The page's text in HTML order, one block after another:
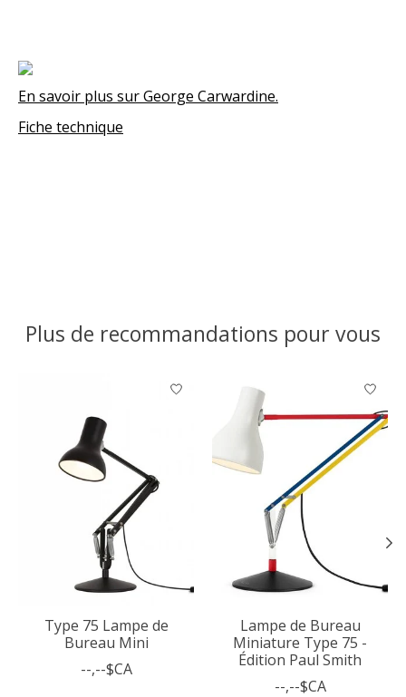
En savoir plus sur George Carwardine.
Fiche technique
Plus de recommandations pour vous
Articles du carrousel de produits
Type 75 Lampe de
Bureau Mini
--,--$CA
Lampe de Bureau
Miniature Type 75 -
Édition Paul Smith
--,--$CA